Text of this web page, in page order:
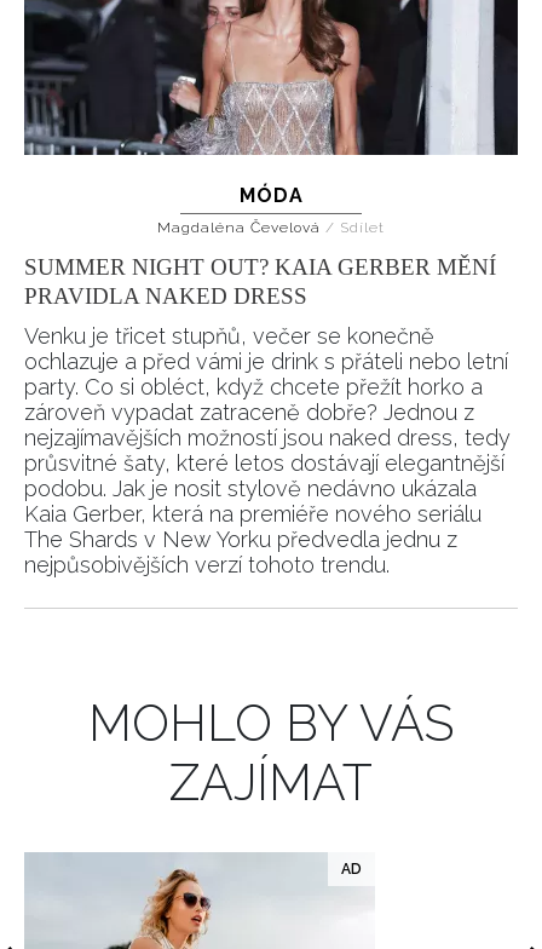
MÓDA
Magdaléna Čevelová / Sdílet
SUMMER NIGHT OUT? KAIA GERBER MĚNÍ
PRAVIDLA NAKED DRESS
Venku je třicet stupňů, večer se konečně
ochlazuje a před vámi je drink s přáteli nebo letní
party. Co si obléct, když chcete přežít horko a
zároveň vypadat zatraceně dobře? Jednou z
nejzajímavějších možností jsou naked dress, tedy
průsvitné šaty, které letos dostávají elegantnější
podobu. Jak je nosit stylově nedávno ukázala
Kaia Gerber, která na premiéře nového seriálu
The Shards v New Yorku předvedla jednu z
nejpůsobivějších verzí tohoto trendu.
MOHLO BY VÁS
ZAJÍMAT